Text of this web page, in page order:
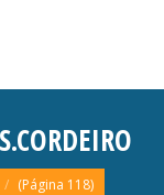
(Página 118)